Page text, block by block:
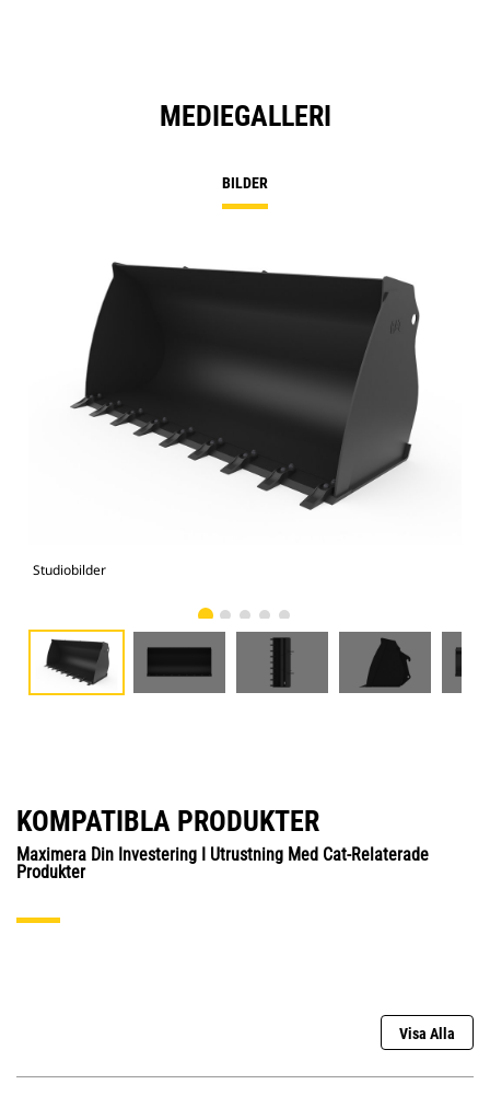
MEDIEGALLERI
BILDER
Studiobilder
KOMPATIBLA PRODUKTER
Maximera Din Investering I Utrustning Med Cat-Relaterade
Produkter
Visa Alla